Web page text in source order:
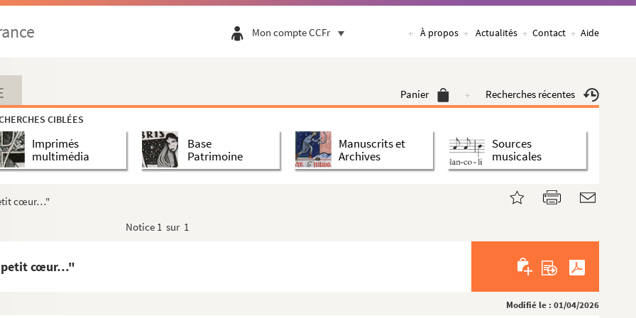
Mon compte CCFr À propos Actualités Contact Aide
Panier Recherches récentes
CIBLÉES
Imprimés
multimédia
Base
Patrimoine
Manuscrits et
Archives
Sources
musicales
cœur…"
Notice 1 sur 1
petit cœur…"
Modifié le : 01/04/2026